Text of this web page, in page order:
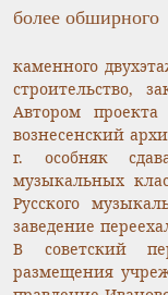
более обширного
каменного
строительство,
Автором
вознесенский
г. особняк
музыкальных
Русского
заведение
В советский
размещения